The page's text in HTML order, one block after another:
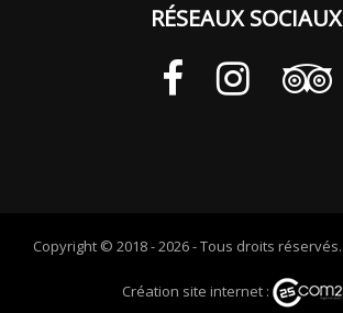
RÉSEAUX SOCIAUX
Copyright © 2018 - 2026 - Tous droits réservés.
Création site internet :